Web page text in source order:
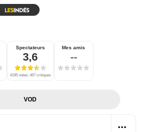
Spectateurs
3,6
4195 notes, 467 critiques
Mes amis
--
VOD